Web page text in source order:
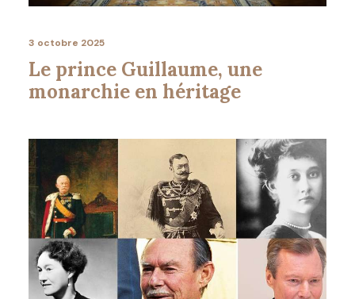
3 octobre 2025
Le prince Guillaume, une
monarchie en héritage